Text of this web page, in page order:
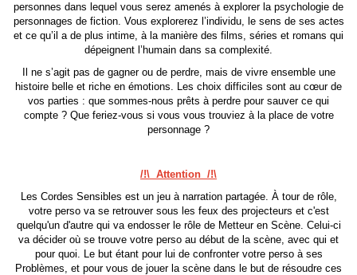
personnes dans lequel vous serez amenés à explorer la psychologie de
personnages de fiction. Vous explorerez l’individu, le sens de ses actes
et ce qu’il a de plus intime, à la manière des films, séries et romans qui
dépeignent l’humain dans sa complexité.
Il ne s’agit pas de gagner ou de perdre, mais de vivre ensemble une
histoire belle et riche en émotions. Les choix difficiles sont au cœur de
vos parties : que sommes-nous prêts à perdre pour sauver ce qui
compte ? Que feriez-vous si vous vous trouviez à la place de votre
personnage ?
/!\ Attention /!\
Les Cordes Sensibles est un jeu à narration partagée. À tour de rôle,
votre perso va se retrouver sous les feux des projecteurs et c'est
quelqu'un d'autre qui va endosser le rôle de Metteur en Scène. Celui-ci
va décider où se trouve votre perso au début de la scène, avec qui et
pour quoi. Le but étant pour lui de confronter votre perso à ses
Problèmes, et pour vous de jouer la scène dans le but de résoudre ces